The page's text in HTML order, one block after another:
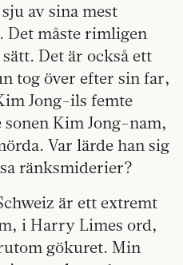
av sina mest
Det måste rimligen
Det är också ett
tog över efter sin far,
Jong-ils femte
Kim Jong-nam,
Var lärde han sig
ränksmiderier?
är ett extremt
i Harry Limes ord,
gökuret. Min